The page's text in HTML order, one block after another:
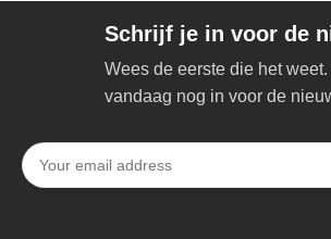
Schrijf je in voor de
Wees de eerste die het
vandaag nog in voor de